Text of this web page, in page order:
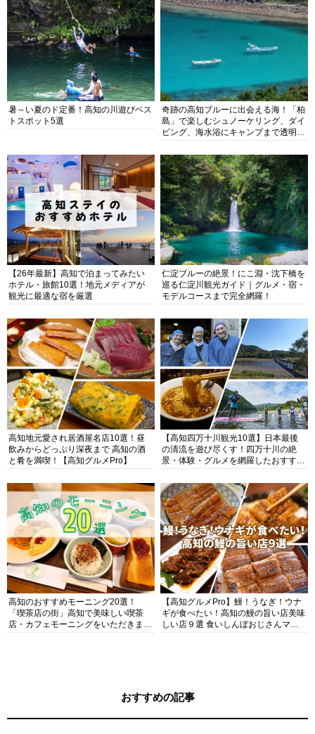
暑～い夏のド定番！高知の川遊びベス
トスポット5選
奇跡の高知ブルーに出会える海！「柏
島」で楽しむシュノーケリング、ダイ
ビング、海水浴にキャンプまで透明度
【26年最新】高知で泊まってみたい
ホテル・旅館10選！地元メディアが
観光に最適な宿を厳選
仁淀ブルーの絶景！にこ淵・沈下橋を
巡る仁淀川観光ガイド｜グルメ・宿・
モデルコースまで完全網羅！
高知地元愛され居酒屋名店10選！昼
飲みからどっぷり深夜まで 高知の酒
と肴を満喫！【高知グルメPro】
【高知四万十川観光10選】日本最後
の清流を遊び尽くす！四万十川の絶
景・体験・グルメを網羅したおすすめ
高知のおすすめモーニング20選！
「喫茶店の街」高知で美味しい喫茶
店・カフェモーニングをいただきま
【高知グルメPro】鰻！うなぎ！ウナ
ギが食べたい！高知の鰻の旨い店美味
しい店９選 食いしんぼおじさんマッ
おすすめの記事